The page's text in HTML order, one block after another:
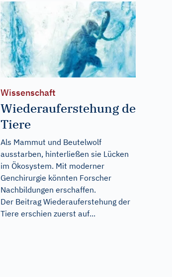
Wissenschaft
Wiederauferstehung der
Tiere
Als Mammut und Beutelwolf
ausstarben, hinterließen sie Lücken
im Ökosystem. Mit moderner
Genchirurgie könnten Forscher
Nachbildungen erschaffen.
Der Beitrag Wiederauferstehung der
Tiere erschien zuerst auf...